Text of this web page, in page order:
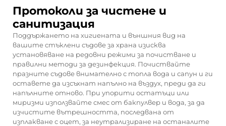
Протоколи за чистене и
санитизация
Поддържането на хигиената и външния вид на
вашите стъклени съдове за храна изисква
установяване на редовни режими за почистване и
правилни методи за дезинфекция. Почиствайте
празните съдове внимателно с топла вода и сапун и ги
оставете да изсъхнат напълно на въздух, преди да ги
напълните отново. При упорити остатъци или
миризми използвайте смес от бакпулвер и вода, за да
изчистите вътрешността, последвана от
изплакване с оцет, за неутрализиране на останалите